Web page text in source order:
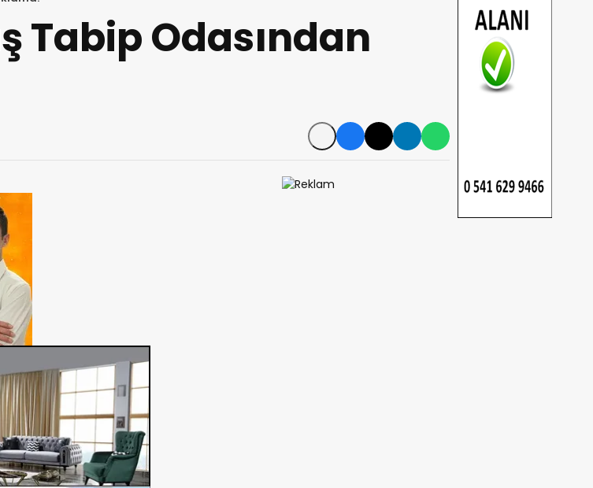
Tabip Odasından